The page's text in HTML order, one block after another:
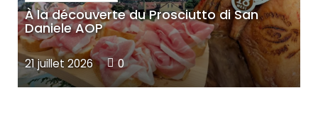
À la découverte du Prosciutto di San
Daniele AOP
21 juillet 2026 0